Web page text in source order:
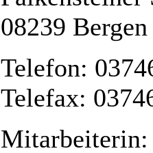
08239 Bergen
Telefon:
Telefax:
Mitarbeiterin: